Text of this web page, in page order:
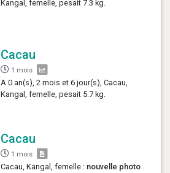
Kangal, femelle, pesait 7.3 kg.
Cacau
1 mois
A 0 an(s), 2 mois et 6 jour(s), Cacau,
Kangal, femelle, pesait 5.7 kg.
Cacau
1 mois
Cacau, Kangal, femelle : nouvelle photo